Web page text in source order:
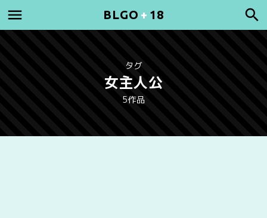
BLGO + 18
タグ
女主人公
5作品